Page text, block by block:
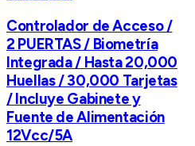
Controlador de Acceso /
2 PUERTAS / Biometría
Integrada / Hasta 20,000
Huellas / 30,000 Tarjetas
/ Incluye Gabinete y
Fuente de Alimentación
12Vcc/5A